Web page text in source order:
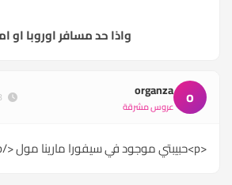
واذا حد مسافر اوروبا او
o
organza
عروس مشرقة
<p>حبيبتي موجود في سيفورا مارينا مول </p>